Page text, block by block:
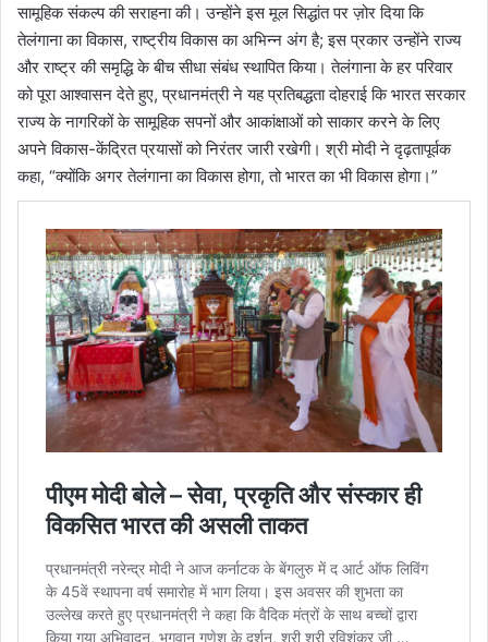
सामूहिक संकल्प की सराहना की। उन्होंने इस मूल सिद्धांत पर ज़ोर दिया कि
तेलंगाना का विकास, राष्ट्रीय विकास का अभिन्न अंग है; इस प्रकार उन्होंने राज्य
और राष्ट्र की समृद्धि के बीच सीधा संबंध स्थापित किया। तेलंगाना के हर परिवार
को पूरा आश्वासन देते हुए, प्रधानमंत्री ने यह प्रतिबद्धता दोहराई कि भारत सरकार
राज्य के नागरिकों के सामूहिक सपनों और आकांक्षाओं को साकार करने के लिए
अपने विकास-केंद्रित प्रयासों को निरंतर जारी रखेगी। श्री मोदी ने दृढ़तापूर्वक
कहा, “क्योंकि अगर तेलंगाना का विकास होगा, तो भारत का भी विकास होगा।”